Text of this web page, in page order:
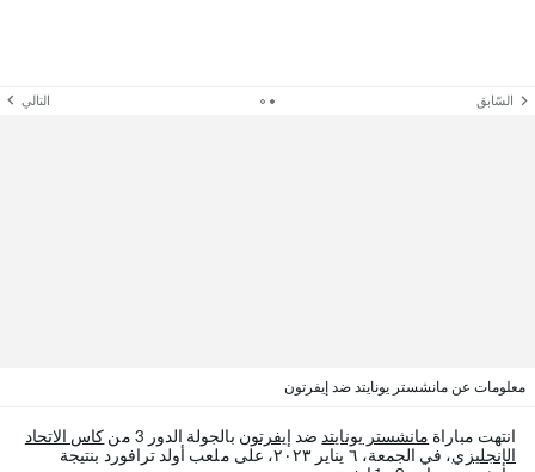
السّابق التالي
معلومات عن مانشستر يونايتد ضد إيفرتون
انتهت مباراة مانشستر يونايتد ضد إيفرتون بالجولة الدور 3 من
كاس الاتحاد
الإنجليزي
، في الجمعة، ٦ يناير ٢٠٢٣، على ملعب أولد ترافورد بنتيجة